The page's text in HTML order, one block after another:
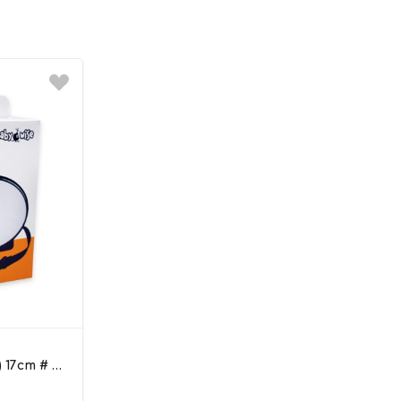
ή το στυλ. Χάρη στις φιλικές προς το χρήστη
σχεδίασή του, αυτό το μοντέλο είναι μια εξαιρετική
x 64cm
51 x 80cm
# –